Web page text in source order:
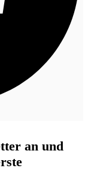
an und